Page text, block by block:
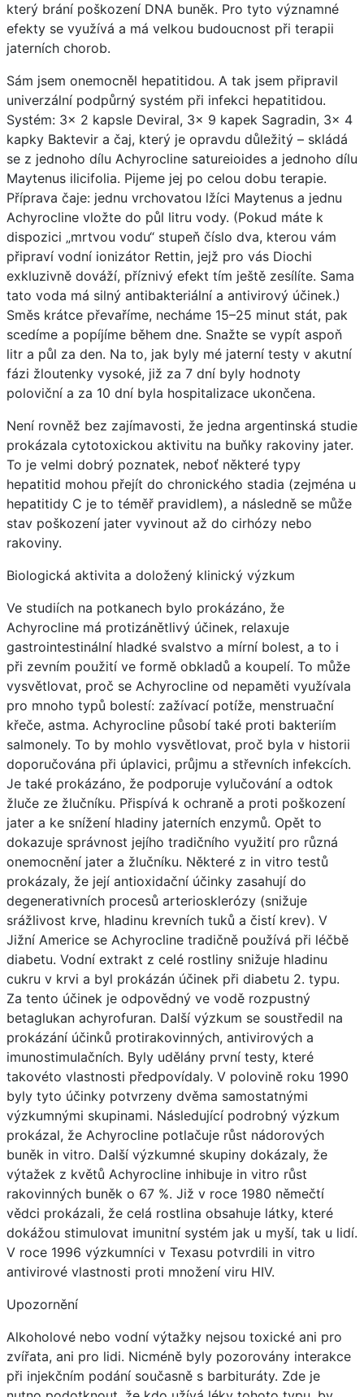
který brání poškození DNA buněk. Pro tyto významné
efekty se využívá a má velkou budoucnost při terapii
jaterních chorob.
Sám jsem onemocněl hepatitidou. A tak jsem připravil
univerzální podpůrný systém při infekci hepatitidou.
Systém: 3x 2 kapsle Deviral, 3x 9 kapek Sagradin, 3x 4
kapky Baktevir a čaj, který je opravdu důležitý – skládá
se z jednoho dílu Achyrocline satureioides a jednoho dílu
Maytenus ilicifolia. Pijeme jej po celou dobu terapie.
Příprava čaje: jednu vrchovatou lžíci Maytenus a jednu
Achyrocline vložte do půl litru vody. (Pokud máte k
dispozici „mrtvou vodu“ stupeň číslo dva, kterou vám
připraví vodní ionizátor Rettin, jejž pro vás Diochi
exkluzivně dováží, příznivý efekt tím ještě zesílíte. Sama
tato voda má silný antibakteriální a antivirový účinek.)
Směs krátce převaříme, necháme 15–25 minut stát, pak
scedíme a popíjíme během dne. Snažte se vypít aspoň
litr a půl za den. Na to, jak byly mé jaterní testy v akutní
fázi žloutenky vysoké, již za 7 dní byly hodnoty
poloviční a za 10 dní byla hospitalizace ukončena.
Není rovněž bez zajímavosti, že jedna argentinská studie
prokázala cytotoxickou aktivitu na buňky rakoviny jater.
To je velmi dobrý poznatek, neboť některé typy
hepatitid mohou přejít do chronického stadia (zejména u
hepatitidy C je to téměř pravidlem), a následně se může
stav poškození jater vyvinout až do cirhózy nebo
rakoviny.
Biologická aktivita a doložený klinický výzkum
Ve studiích na potkanech bylo prokázáno, že
Achyrocline má protizánětlivý účinek, relaxuje
gastrointestinální hladké svalstvo a mírní bolest, a to i
při zevním použití ve formě obkladů a koupelí. To může
vysvětlovat, proč se Achyrocline od nepaměti využívala
pro mnoho typů bolestí: zažívací potíže, menstruační
křeče, astma. Achyrocline působí také proti bakteriím
salmonely. To by mohlo vysvětlovat, proč byla v historii
doporučována při úplavici, průjmu a střevních infekcích.
Je také prokázáno, že podporuje vylučování a odtok
žluče ze žlučníku. Přispívá k ochraně a proti poškození
jater a ke snížení hladiny jaterních enzymů. Opět to
dokazuje správnost jejího tradičního využití pro různá
onemocnění jater a žlučníku. Některé z in vitro testů
prokázaly, že její antioxidační účinky zasahují do
degenerativních procesů arteriosklerózy (snižuje
srážlivost krve, hladinu krevních tuků a čistí krev). V
Jižní Americe se Achyrocline tradičně používá při léčbě
diabetu. Vodní extrakt z celé rostliny snižuje hladinu
cukru v krvi a byl prokázán účinek při diabetu 2. typu.
Za tento účinek je odpovědný ve vodě rozpustný
betaglukan achyrofuran. Další výzkum se soustředil na
prokázání účinků protirakovinných, antivirových a
imunostimulačních. Byly udělány první testy, které
takovéto vlastnosti předpovídaly. V polovině roku 1990
byly tyto účinky potvrzeny dvěma samostatnými
výzkumnými skupinami. Následující podrobný výzkum
prokázal, že Achyrocline potlačuje růst nádorových
buněk in vitro. Další výzkumné skupiny dokázaly, že
výtažek z květů Achyrocline inhibuje in vitro růst
rakovinných buněk o 67 %. Již v roce 1980 němečtí
vědci prokázali, že celá rostlina obsahuje látky, které
dokážou stimulovat imunitní systém jak u myší, tak u lidí.
V roce 1996 výzkumníci v Texasu potvrdili in vitro
antivirové vlastnosti proti množení viru HIV.
Upozornění
Alkoholové nebo vodní výtažky nejsou toxické ani pro
zvířata, ani pro lidi. Nicméně byly pozorovány interakce
při injekčním podání současně s barbituráty. Zde je